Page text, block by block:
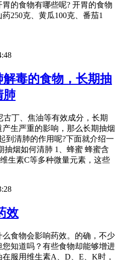
的食物有哪些呢? 开胃的食物
250克、黄瓜100克、番茄1
解毒的食物，长期抽
肺
古丁、焦油等有效成分，长期
生严重的影响，那么长期抽烟
到清肺的作用呢?下面就介绍一
抽烟如何清肺 1、蜂蜜 蜂蜜含
生素C等多种微量元素，这些
效
食物会影响药效。的确，不少
知道吗？有些食物却能够增进
服用维生素A、D、E、K时，